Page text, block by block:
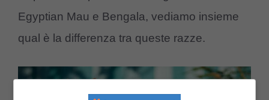
Egyptian Mau e Bengala, vediamo insieme
qual è la differenza tra queste razze.